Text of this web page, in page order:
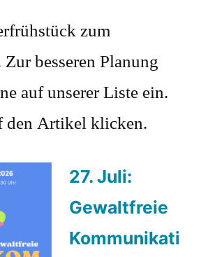
zum
besseren Planung
auf unserer Liste ein.
den Artikel klicken.
27. Juli:
Gewaltfreie
Kommunikati